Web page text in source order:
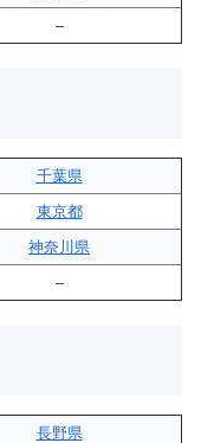
–
千葉県
東京都
神奈川県
–
長野県